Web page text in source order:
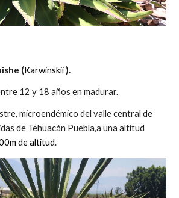
(Karwinskii ).
12 y 18años en madurar.
microendémico del valle central de
de Tehuacán Puebla,a una altitud
de altitud.